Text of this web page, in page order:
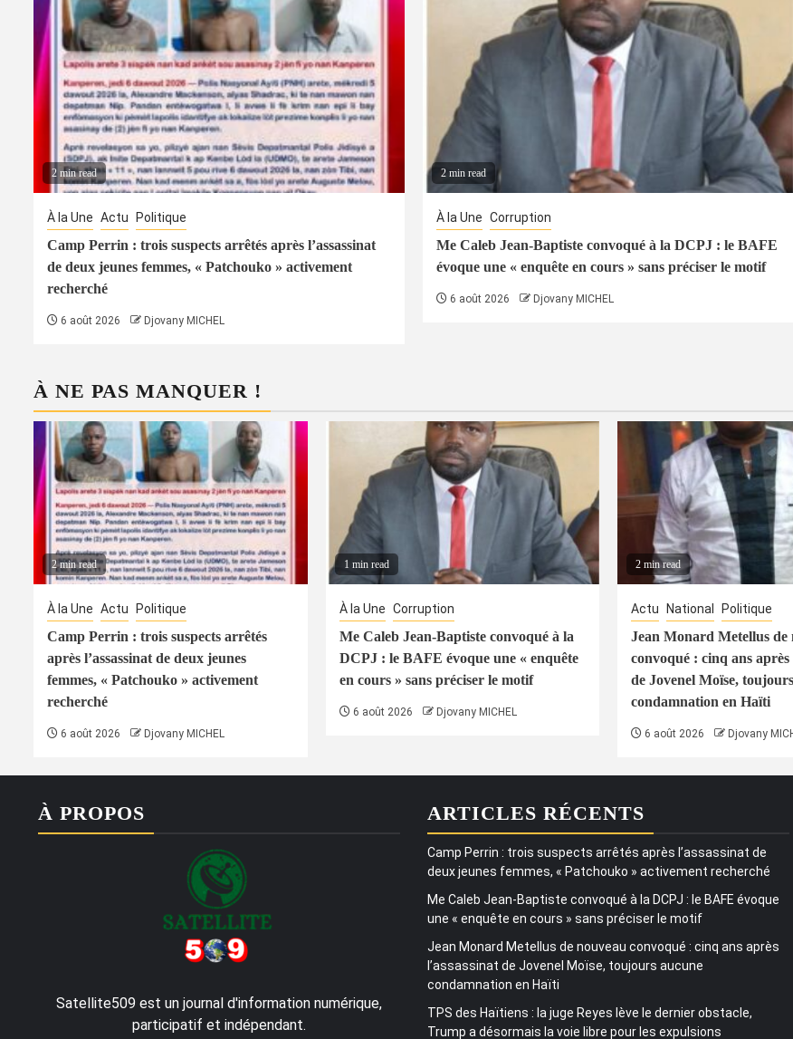
2 min read
À la Une Actu Politique
Camp Perrin : trois suspects arrêtés après l’assassinat
de deux jeunes femmes, « Patchouko » activement
recherché
6 août 2026 Djovany MICHEL
2 min read
À la Une Corruption
Me Caleb Jean-Baptiste convoqué à la DCPJ : le BAFE
évoque une « enquête en cours » sans préciser le motif
6 août 2026 Djovany MICHEL
À NE PAS MANQUER !
2 min read
À la Une Actu Politique
Camp Perrin : trois suspects arrêtés
après l’assassinat de deux jeunes
femmes, « Patchouko » activement
recherché
6 août 2026 Djovany MICHEL
1 min read
À la Une Corruption
Me Caleb Jean-Baptiste convoqué à la
DCPJ : le BAFE évoque une « enquête
en cours » sans préciser le motif
6 août 2026 Djovany MICHEL
2 min read
Actu National Politique
Jean Monard Metellus de
convoqué : cinq ans après
de Jovenel Moïse,
condamnation en Haïti
6 août 2026 Djovany
À PROPOS
Satellite509 est un journal d'information numérique,
participatif et indépendant.
ARTICLES RÉCENTS
Camp Perrin : trois suspects arrêtés après l’assassinat de
deux jeunes femmes, « Patchouko » activement recherché
Me Caleb Jean-Baptiste convoqué à la DCPJ : le BAFE évoque
une « enquête en cours » sans préciser le motif
Jean Monard Metellus de nouveau convoqué : cinq ans après
l’assassinat de Jovenel Moïse, toujours aucune
condamnation en Haïti
TPS des Haïtiens : la juge Reyes lève le dernier obstacle,
Trump a désormais la voie libre pour les expulsions